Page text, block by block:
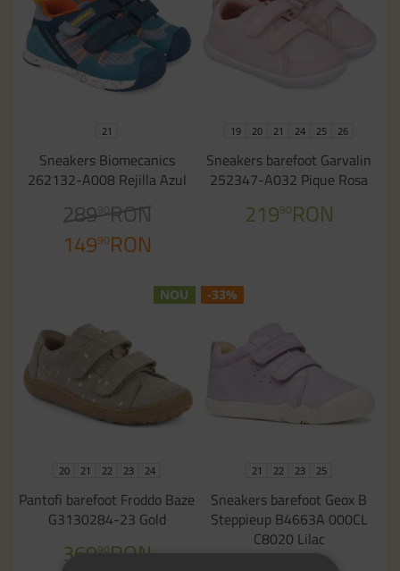
21
Sneakers Biomecanics
262132-A008 Rejilla Azul
289 90RON
14990RON
19 20 21 24 25 26
Sneakers barefoot Garvalin
252347-A032 Pique Rosa
21990RON
NOU
20 21 22 23 24
Pantofi barefoot Froddo Baze
G3130284-23 Gold
36990RON
-33%
21 22 23 25
Sneakers barefoot Geox B
Steppieup B4663A 000CL
C8020 Lilac